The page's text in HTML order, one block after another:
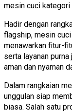
mesin cuci
Hadir dengan
flagship, mesin
menawarkan fitur-
serta layanan
aman dan nyaman
Dalam rangkaian
unggulan siap
biasa. Salah satu